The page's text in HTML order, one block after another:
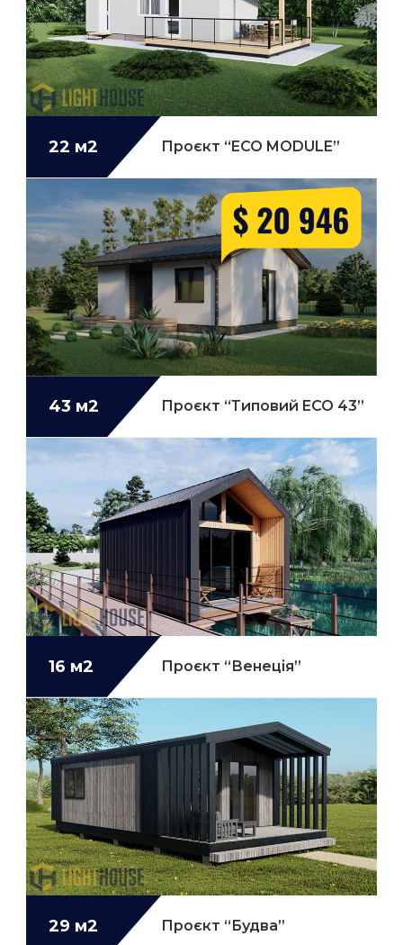
22 м2 Проєкт “ECO MODULE”
43 м2 Проєкт “Типовий ECO 43”
16 м2 Проєкт “Венеція”
29 м2 Проєкт “Будва”